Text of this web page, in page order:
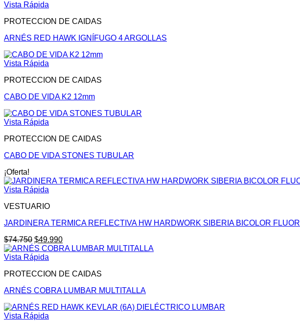
Vista Rápida
PROTECCION DE CAIDAS
ARNÉS RED HAWK IGNÍFUGO 4 ARGOLLAS
Vista Rápida
PROTECCION DE CAIDAS
CABO DE VIDA K2 12mm
Vista Rápida
PROTECCION DE CAIDAS
CABO DE VIDA STONES TUBULAR
¡Oferta!
Vista Rápida
VESTUARIO
JARDINERA TERMICA REFLECTIVA HW HARDWORK SIBERIA BICOLOR FLUOR
$74.750 El
precio
original
$74.750.
$49.990El
precio
$49.990.
Vista Rápida
PROTECCION DE CAIDAS
ARNÉS COBRA LUMBAR MULTITALLA
Vista Rápida